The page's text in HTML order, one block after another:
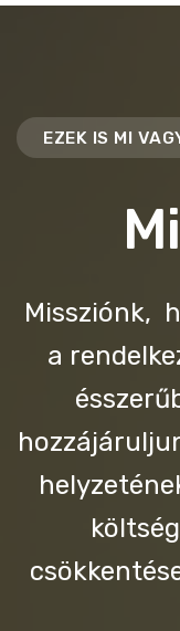
EZEK IS MI
Missziónk,
a